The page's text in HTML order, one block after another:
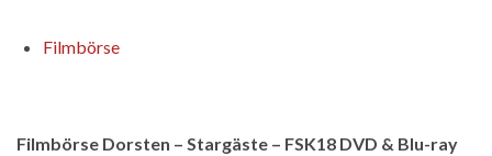
Filmbörse
Filmbörse Dorsten – Stargäste – FSK18 DVD & Blu-ray